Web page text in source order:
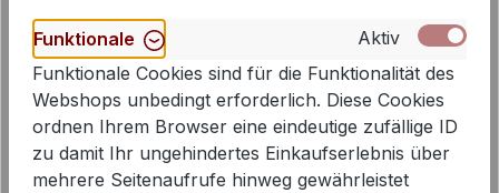
Bildergalerie überspringen
Funktionale
Aktiv
Funktionale Cookies sind für die Funktionalität des
Webshops unbedingt erforderlich. Diese Cookies
ordnen Ihrem Browser eine eindeutige zufällige ID
zu damit Ihr ungehindertes Einkaufserlebnis über
mehrere Seitenaufrufe hinweg gewährleistet